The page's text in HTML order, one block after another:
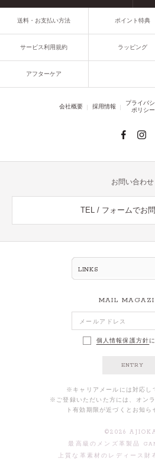
送料・お支払い方法 ポイント特典
サービス利用規約 ラッピング
アフターケア
会社概要 採用情報
プライバ
ポリシー
お問い合わせ
TEL / フォームでお
LINKS
MAIL
個人情報保護方針
ENTRY
※キャリアメールには対応し
※ご登録いただいた方には、オン
ト有効期限が近づくとお知ら
©2026
最高級のメンズ革製品
上質な革素材のレディース